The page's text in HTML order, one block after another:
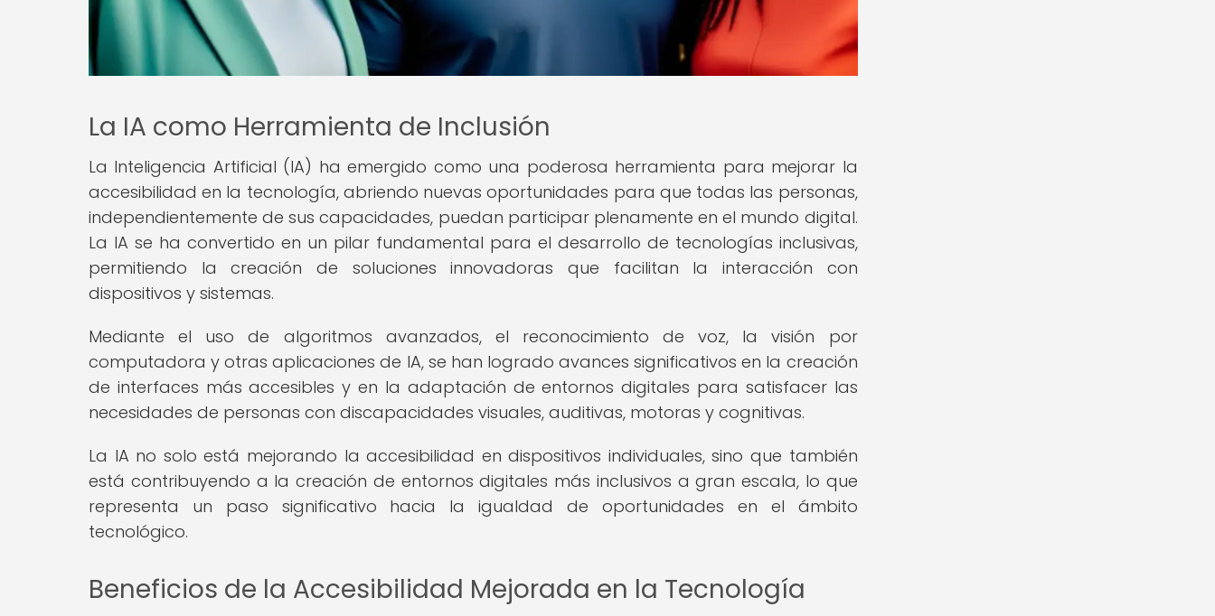
La IA como Herramienta de Inclusión
La Inteligencia Artificial (IA) ha emergido como una poderosa herramienta para mejorar la
accesibilidad en la tecnología, abriendo nuevas oportunidades para que todas las personas,
independientemente de sus capacidades, puedan participar plenamente en el mundo digital.
La IA se ha convertido en un pilar fundamental para el desarrollo de tecnologías inclusivas,
permitiendo la creación de soluciones innovadoras que facilitan la interacción con
dispositivos y sistemas.
Mediante el uso de algoritmos avanzados, el reconocimiento de voz, la visión por
computadora y otras aplicaciones de IA, se han logrado avances significativos en la creación
de interfaces más accesibles y en la adaptación de entornos digitales para satisfacer las
necesidades de personas con discapacidades visuales, auditivas, motoras y cognitivas.
La IA no solo está mejorando la accesibilidad en dispositivos individuales, sino que también
está contribuyendo a la creación de entornos digitales más inclusivos a gran escala, lo que
representa un paso significativo hacia la igualdad de oportunidades en el ámbito
tecnológico.
Beneficios de la Accesibilidad Mejorada en la Tecnología